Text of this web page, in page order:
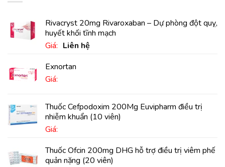
Rivacryst 20mg Rivaroxaban – Dự phòng đột quỵ,
huyết khối tĩnh mạch
Giá: Liên hệ
Exnortan
Giá:
Thuốc Cefpodoxim 200Mg Euvipharm điều trị
nhiễm khuẩn (10 viên)
Giá:
Thuốc Ofcin 200mg DHG hỗ trợ điều trị viêm phế
quản nặng (20 viên)